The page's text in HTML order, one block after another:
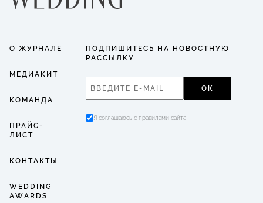
О ЖУРНАЛЕ
МЕДИАКИТ
КОМАНДА
ПРАЙС-
ЛИСТ
КОНТАКТЫ
WEDDING
AWARDS
ПОДПИШИТЕСЬ НА НОВОСТНУЮ
РАССЫЛКУ
ОК
Я соглашаюсь с правилами сайта